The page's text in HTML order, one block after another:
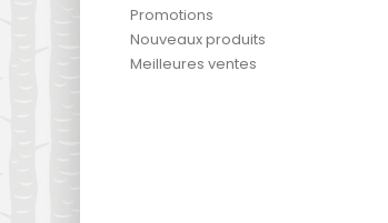
Promotions
Nouveaux produits
Meilleures ventes